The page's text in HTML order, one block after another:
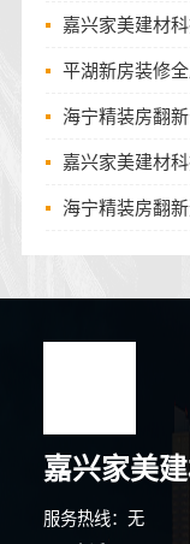
嘉兴家美建材
平湖新房装修
海宁精装房翻
嘉兴家美建材
海宁精装房翻
嘉兴家美
服务热线：无